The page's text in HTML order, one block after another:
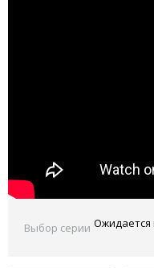
Выбор серии